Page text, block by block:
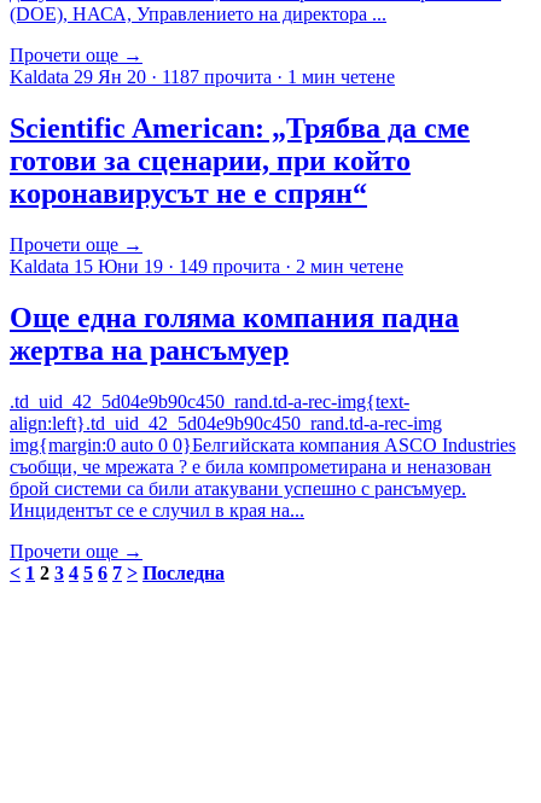
(DOE), НАСА, Управлението на директора ...
Прочети още →
Kaldata 29 Ян 20 · 1187 прочита · 1 мин четене
Scientific American: „Трябва да сме
готови за сценарии, при който
коронавирусът не е спрян“
Прочети още →
Kaldata 15 Юни 19 · 149 прочита · 2 мин четене
Още една голяма компания падна
жертва на рансъмуер
.td_uid_42_5d04e9b90c450_rand.td-a-rec-img{text-
align:left}.td_uid_42_5d04e9b90c450_rand.td-a-rec-img
img{margin:0 auto 0 0}Белгийската компания ASCO Industries
съобщи, че мрежата ? е била компрометирана и неназован
брой системи са били атакувани успешно с рансъмуер.
Инцидентът се е случил в края на...
Прочети още →
< 1 2 3 4 5 6 7 > Последна